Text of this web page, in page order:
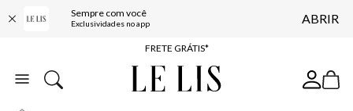
Sempre com você
Exclusividades no app ABRIR
ENTREGA EXPRESSA*
FRETE GRÁTIS*
BAIXE O APP